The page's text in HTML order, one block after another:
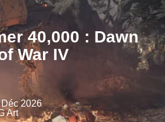
40,000 : Dawn
War IV
2026
Art